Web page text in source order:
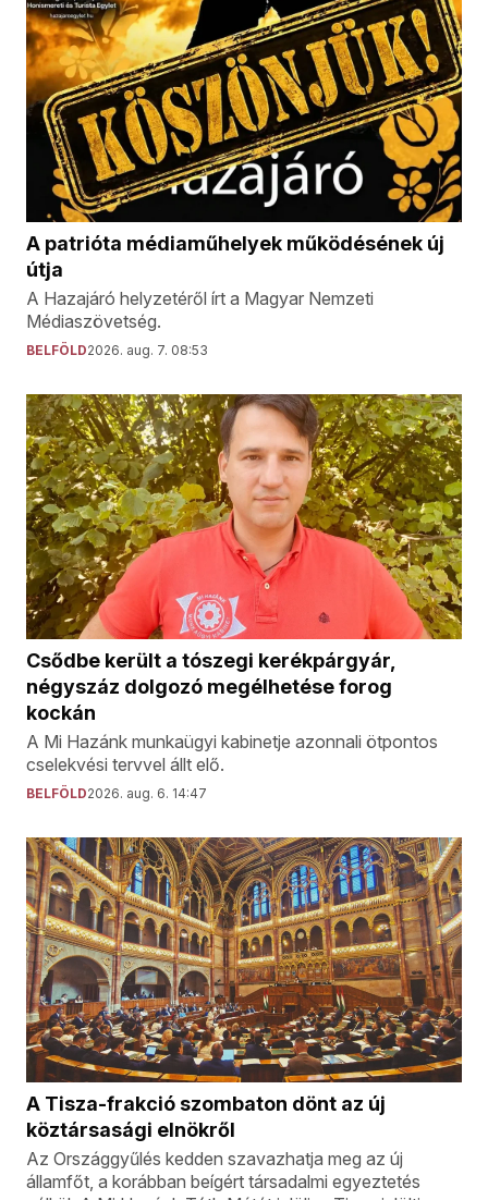
A patrióta médiaműhelyek működésének új
útja
A Hazajáró helyzetéről írt a Magyar Nemzeti
Médiaszövetség.
BELFÖLD2026. aug. 7. 08:53
Csődbe került a tószegi kerékpárgyár,
négyszáz dolgozó megélhetése forog
kockán
A Mi Hazánk munkaügyi kabinetje azonnali ötpontos
cselekvési tervvel állt elő.
BELFÖLD2026. aug. 6. 14:47
A Tisza-frakció szombaton dönt az új
köztársasági elnökről
Az Országgyűlés kedden szavazhatja meg az új
államfőt, a korábban beígért társadalmi egyeztetés